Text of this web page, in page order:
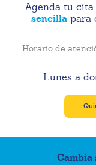
Agenda tu
sencilla para
Horario de
Lunes a
Cambia